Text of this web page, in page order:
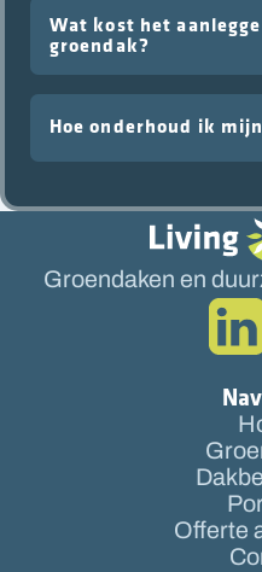
Wat kost het
groendak?
Hoe onderhoud ik
Groendaken en
Offerte